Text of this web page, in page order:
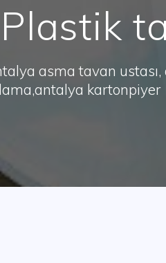
Plastik
asma tavan ustası,
kartonpiyer